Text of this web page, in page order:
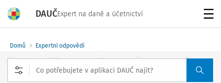
DAUČExpert na daně a účetnictví
Domů Expertní odpovědi